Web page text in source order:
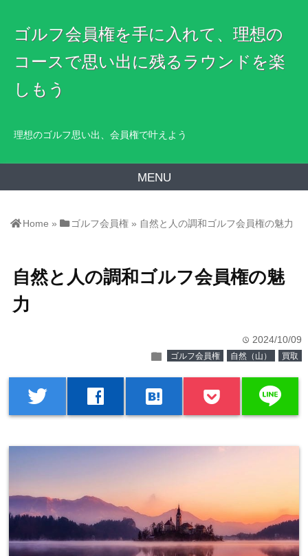
ゴルフ会員権を手に入れて、理想の
コースで思い出に残るラウンドを楽
しもう
理想のゴルフ思い出、会員権で叶えよう
MENU
Home » ゴルフ会員権 » 自然と人の調和ゴルフ会員権の魅力
自然と人の調和ゴルフ会員権の魅
力
time 2024/10/09
folder ゴルフ会員権 自然（山） 買取
twitter facebook hatenabookmark line